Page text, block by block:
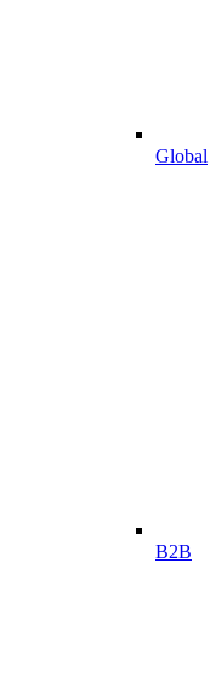
Global
B2B